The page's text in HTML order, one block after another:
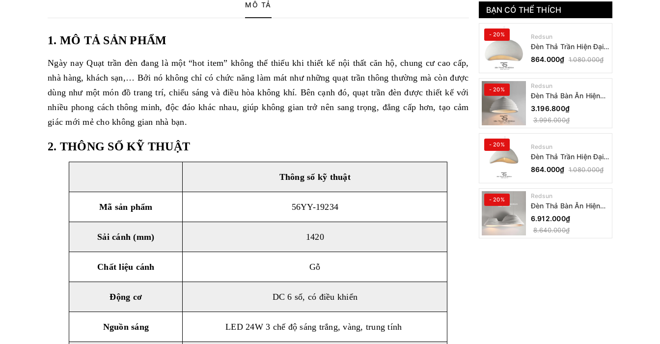
MÔ TẢ
1. MÔ TẢ SẢN PHẨM
Ngày nay Quạt trần đèn đang là một “hot item” không thể thiếu khi thiết kế nội thất căn hộ, chung cư cao cấp,
nhà hàng, khách sạn,… Bởi nó không chỉ có chức năng làm mát như những quạt trần thông thường mà còn được
dùng như một món đồ trang trí, chiếu sáng và điều hòa không khí. Bên cạnh đó, quạt trần đèn được thiết kế với
nhiều phong cách thông minh, độc đáo khác nhau, giúp không gian trở nên sang trọng, đẳng cấp hơn, tạo cảm
giác mới mẻ cho không gian nhà bạn.
2. THÔNG SỐ KỸ THUẬT
Thông số kỹ thuật
Mã sản phẩm 56YY-19234
Sải cánh (mm) 1420
Chất liệu cánh Gỗ
Động cơ DC 6 số, có điều khiển
Nguồn sáng LED 24W 3 chế độ sáng trắng, vàng, trung tính
BẠN CÓ THỂ THÍCH
- 20% Redsun
Đèn Thả Trần Hiện Đại
Phong Cách Nhật Bản
Wabi-sabi CDT-T036
Dáng B
864.000₫ 1.080.000₫
- 20% Redsun
Đèn Thả Bàn Ăn Hiện
Đại Bậc Thang Đơn
Phong Cách Nhật Bản
Wabi-sabi DC-T078B
3.196.800₫
3.996.000₫
- 20% Redsun
Đèn Thả Trần Hiện Đại
Phong Cách Nhật Bản
Wabi-sabi CDT-T036
Dáng A
864.000₫ 1.080.000₫
- 20% Redsun
Đèn Thả Bàn Ăn Hiện
Đại Bậc Thang Đôi
Phong Cách Nhật Bản
Wabi-sabi DC-T078A
6.912.000₫
8.640.000₫